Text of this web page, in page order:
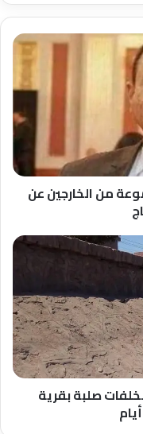
من الخارجين عن
ومخلفات صلبة بقرية